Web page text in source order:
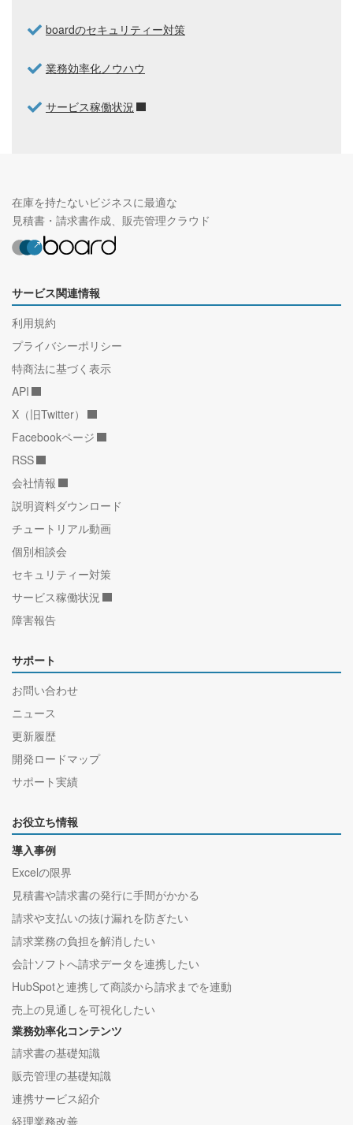
boardのセキュリティー対策
業務効率化ノウハウ
サービス稼働状況
在庫を持たないビジネスに最適な
見積書・請求書作成、販売管理クラウド
サービス関連情報
利用規約
プライバシーポリシー
特商法に基づく表示
API
X（旧Twitter）
Facebookページ
RSS
会社情報
説明資料ダウンロード
チュートリアル動画
個別相談会
セキュリティー対策
サービス稼働状況
障害報告
サポート
お問い合わせ
ニュース
更新履歴
開発ロードマップ
サポート実績
お役立ち情報
導入事例
Excelの限界
見積書や請求書の発行に手間がかかる
請求や支払いの抜け漏れを防ぎたい
請求業務の負担を解消したい
会計ソフトへ請求データを連携したい
HubSpotと連携して商談から請求までを連動
売上の見通しを可視化したい
業務効率化コンテンツ
請求書の基礎知識
販売管理の基礎知識
連携サービス紹介
経理業務改善